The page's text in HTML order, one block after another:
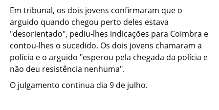
Em tribunal, os dois jovens confirmaram que o
arguido quando chegou perto deles estava
"desorientado", pediu-lhes indicações para Coimbra e
contou-lhes o sucedido. Os dois jovens chamaram a
polícia e o arguido "esperou pela chegada da polícia e
não deu resistência nenhuma".
O julgamento continua dia 9 de julho.